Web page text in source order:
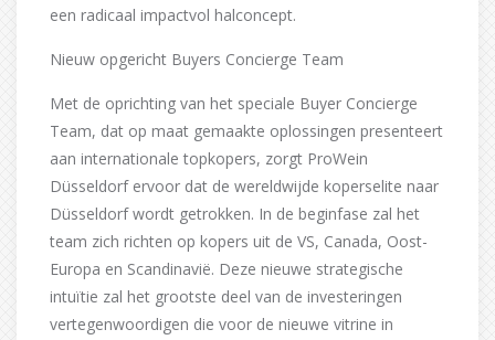
een radicaal impactvol halconcept.
Nieuw opgericht Buyers Concierge Team
Met de oprichting van het speciale Buyer Concierge
Team, dat op maat gemaakte oplossingen presenteert
aan internationale topkopers, zorgt ProWein
Düsseldorf ervoor dat de wereldwijde koperselite naar
Düsseldorf wordt getrokken. In de beginfase zal het
team zich richten op kopers uit de VS, Canada, Oost-
Europa en Scandinavië. Deze nieuwe strategische
intuïtie zal het grootste deel van de investeringen
vertegenwoordigen die voor de nieuwe vitrine in